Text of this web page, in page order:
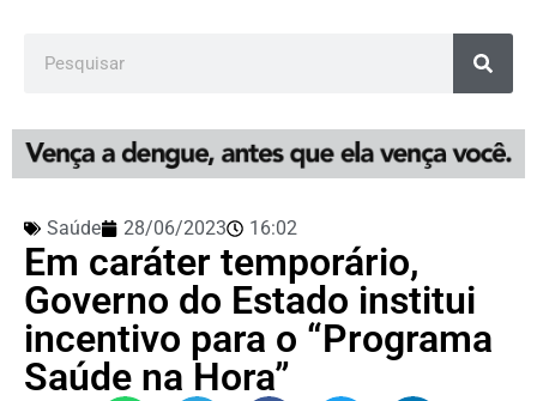
Saúde 28/06/2023 16:02
Em caráter temporário,
Governo do Estado institui
incentivo para o “Programa
Saúde na Hora”